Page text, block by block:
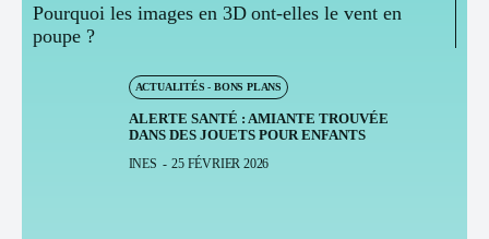
Pourquoi les images en 3D ont-elles le vent en
poupe ?
ACTUALITÉS - BONS PLANS
ALERTE SANTÉ : AMIANTE TROUVÉE
DANS DES JOUETS POUR ENFANTS
INES - 25 FÉVRIER 2026